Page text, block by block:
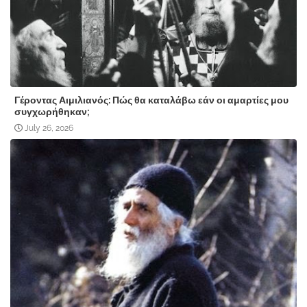
Γέροντας Αιμιλιανός: Πώς θα καταλάβω εάν οι αμαρτίες μου
συγχωρήθηκαν;
July 26, 2026